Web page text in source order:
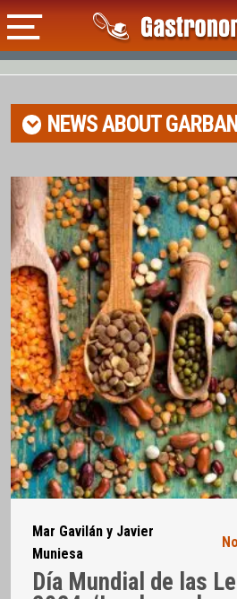
NEWS ABOUT
Mar Gavilán y Javier
Muniesa
Día Mundial de las